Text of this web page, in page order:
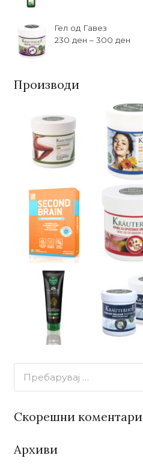
Гел од Гавез
230 ден – 300 ден
Производи
Скорешни коментари
Архиви